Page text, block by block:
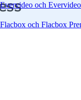
och
och Flacbox